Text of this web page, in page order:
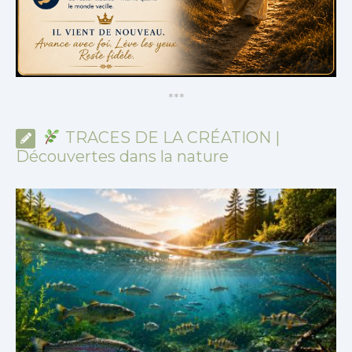
***
TRACES DE LA CRÉATION |
Découvertes dans la nature